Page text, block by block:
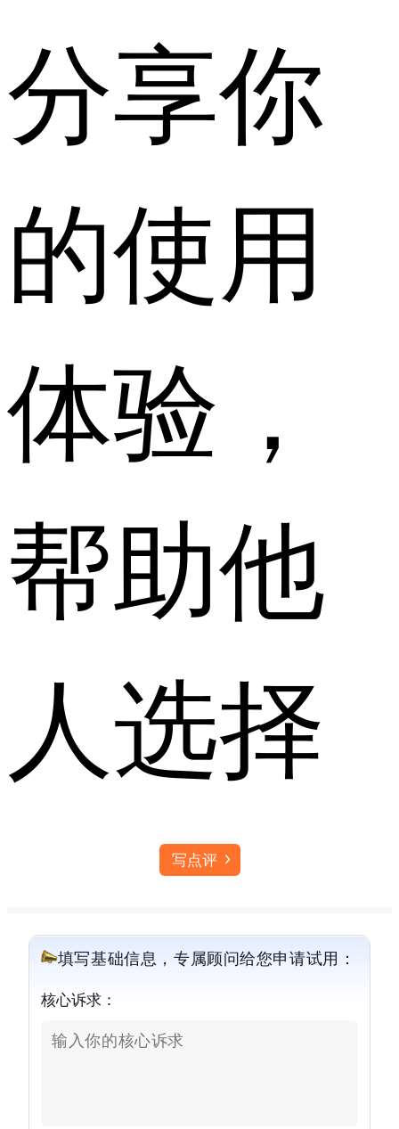
分享你
的使用
体验，
帮助他
人选择
写点评
填写基础信息，专属顾问给您申请试用：
核心诉求：